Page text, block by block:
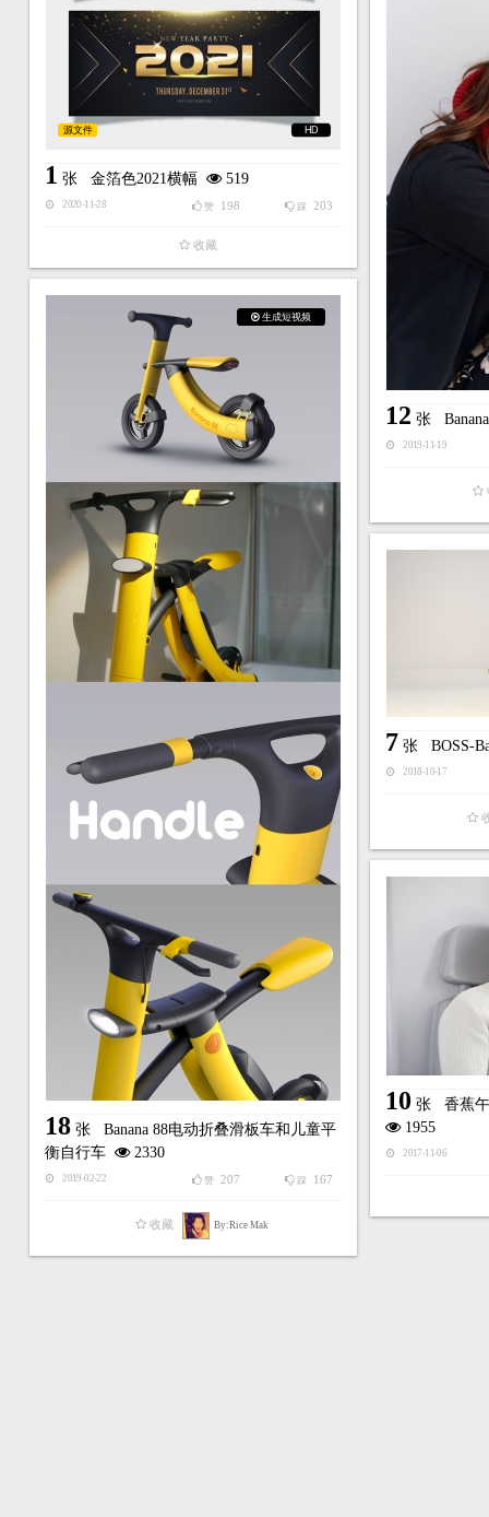
HD
源文件
1 张 金箔色2021横幅 519
2020-11-28 踩 203
赞 198
收藏
12 张
2019-11-19
生成短视频
18张 Banana 88电动折叠滑板车和儿童平
衡自行车
2330
2019-02-22 踩 167
赞 207
收藏 By:Rice Mak
7 张 BOSS-
2018-10-17
10 张 香蕉
1955
2017-11-06